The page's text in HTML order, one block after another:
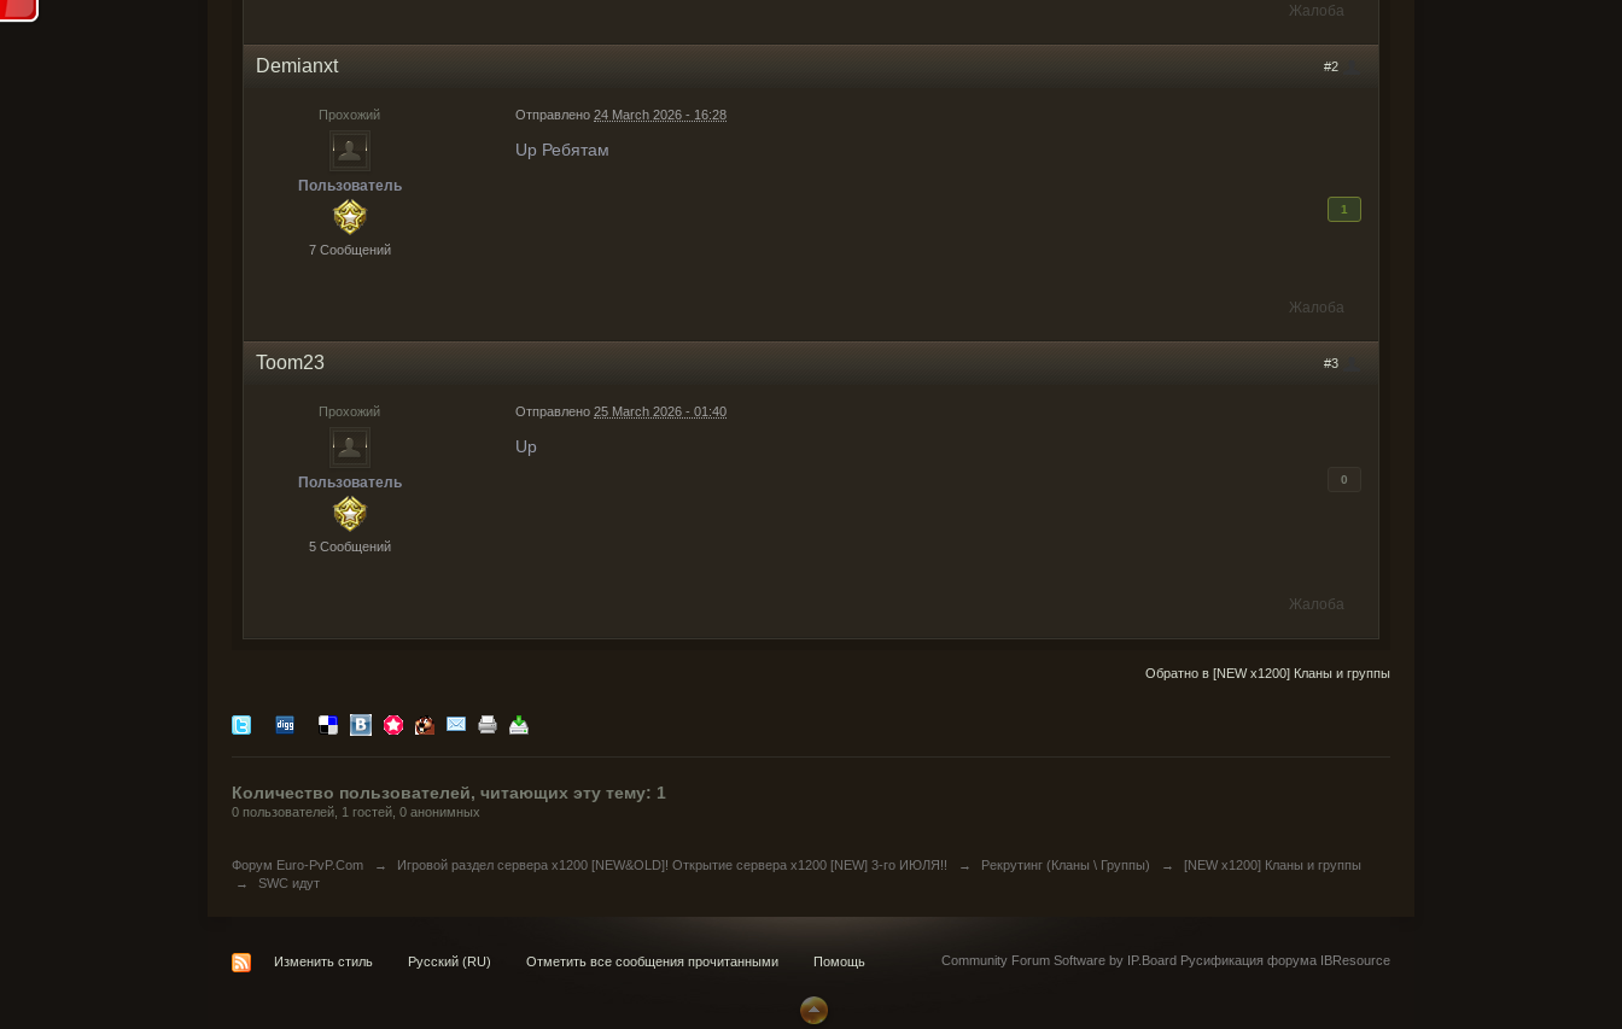
Жалоба
#2
Demianxt
Прохожий
Пользователь
7 Cообщений
Отправлено 24 March 2026 - 16:28
Up Ребятам
1
Жалоба
#3
Toom23
Прохожий
Пользователь
5 Cообщений
Отправлено 25 March 2026 - 01:40
Up
0
Жалоба
Обратно в [NEW x1200] Кланы и группы
Количество пользователей, читающих эту тему: 1
0 пользователей, 1 гостей, 0 анонимных
Форум Euro-PvP.Com → Игровой раздел сервера х1200 [NEW&OLD]! Открытие сервера x1200 [NEW] 3-го ИЮЛЯ!! → Рекрутинг (Кланы \ Группы) →
[NEW x1200] Кланы и группы
→
SWC идут
Изменить стиль Русский (RU) Отметить все сообщения прочитанными Помощь Community Forum Software by IP.Board Русификация форума IBResource